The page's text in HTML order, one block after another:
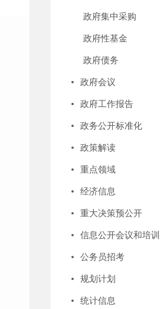
政府集中采购
政府性基金
政府债务
政府会议
政府工作报告
政务公开标准化
政策解读
重点领域
经济信息
重大决策预公开
信息公开会议和培训
公务员招考
规划计划
统计信息